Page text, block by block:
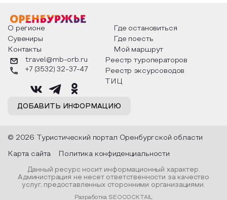
О регионе
Где остановиться
Сувениры
Где поесть
Контакты
Мой маршрут
ДОБАВИТЬ ИНФОРМАЦИЮ
travel@mb-orb.ru
+7 (3532) 32-37-47
Реестр туроператоров
Реестр эксурсоводов
ТИЦ
© 2026 Туристический портал Оренбургской области
Карта сайта Политика конфиденциальности
Данный ресурс носит информационный характер.
Администрация не несет ответственности за качество
услуг, предоставленных сторонними организациями.
Разработка SEOCOCKTAIL